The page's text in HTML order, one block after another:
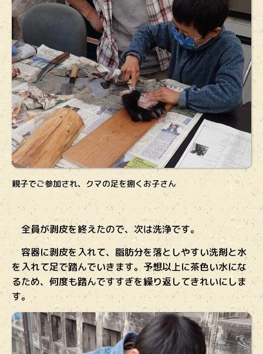
親子でご参加され、クマの足を捌くお子さん
全員が剥皮を終えたので、次は洗浄です。
容器に剥皮を入れて、脂肪分を落としやすい洗剤と水
を入れて足で踏んでいきます。予想以上に茶色い水にな
るため、何度も踏んですすぎを繰り返してきれいにしま
す。